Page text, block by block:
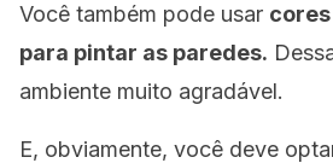
Você também pode usar
para pintar as paredes.
ambiente muito agradável.
E, obviamente, você deve